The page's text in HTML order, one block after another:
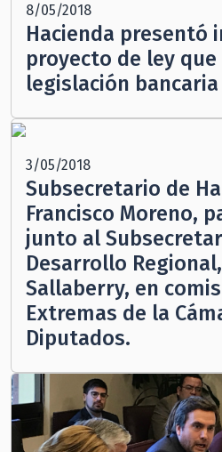
8/05/2018
Hacienda presentó
proyecto de ley
legislación bancaria
3/05/2018
Subsecretario de
Francisco Moreno,
junto al
Desarrollo
Sallaberry, en
Extremas de la
Diputados.